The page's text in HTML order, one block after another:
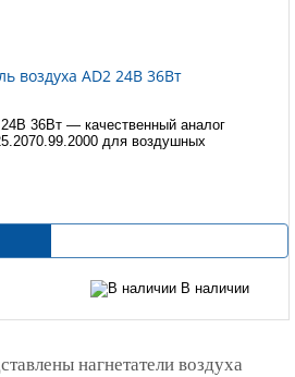
воздуха AD2 24В 36Вт
36Вт — качественный аналог
для воздушных
В наличии
нагнетатели воздуха